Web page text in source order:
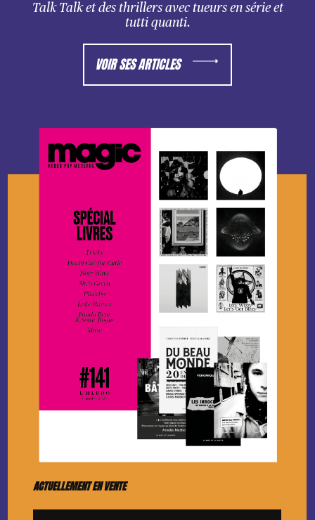
Talk Talk et des thrillers avec tueurs en série et
tutti quanti.
VOIR SES ARTICLES
ACTUELLEMENT EN VENTE